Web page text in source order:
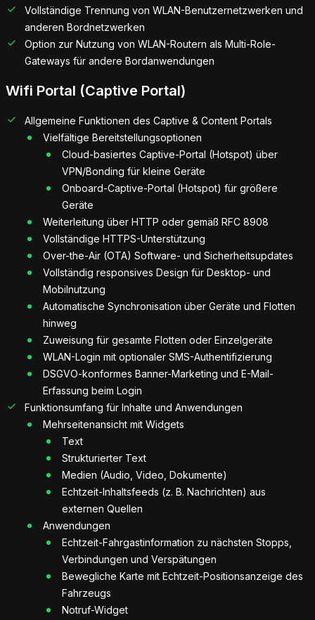
Vollständige Trennung von WLAN-Benutzernetzwerken und
anderen Bordnetzwerken
Option zur Nutzung von WLAN-Routern als Multi-Role-
Gateways für andere Bordanwendungen
Wifi Portal (Captive Portal)
Allgemeine Funktionen des Captive & Content Portals
Vielfältige Bereitstellungsoptionen
Cloud-basiertes Captive-Portal (Hotspot) über
VPN/Bonding für kleine Geräte
Onboard-Captive-Portal (Hotspot) für größere
Geräte
Weiterleitung über HTTP oder gemäß RFC 8908
Vollständige HTTPS-Unterstützung
Over-the-Air (OTA) Software- und Sicherheitsupdates
Vollständig responsives Design für Desktop- und
Mobilnutzung
Automatische Synchronisation über Geräte und Flotten
hinweg
Zuweisung für gesamte Flotten oder Einzelgeräte
WLAN-Login mit optionaler SMS-Authentifizierung
DSGVO-konformes Banner-Marketing und E-Mail-
Erfassung beim Login
Funktionsumfang für Inhalte und Anwendungen
Mehrseitenansicht mit Widgets
Text
Strukturierter Text
Medien (Audio, Video, Dokumente)
Echtzeit-Inhaltsfeeds (z. B. Nachrichten) aus
externen Quellen
Anwendungen
Echtzeit-Fahrgastinformation zu nächsten Stopps,
Verbindungen und Verspätungen
Bewegliche Karte mit Echtzeit-Positionsanzeige des
Fahrzeugs
Notruf-Widget